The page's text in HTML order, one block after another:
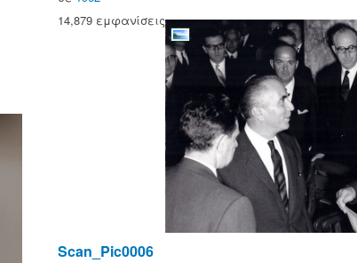
14,879 εμφανίσεις
Scan_Pic0006